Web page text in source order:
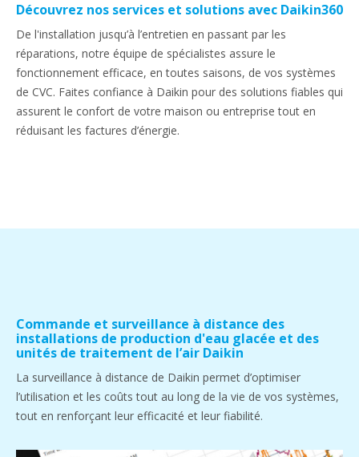
Découvrez nos services et solutions avec Daikin360
De l'installation jusqu’à l’entretien en passant par les
réparations, notre équipe de spécialistes assure le
fonctionnement efficace, en toutes saisons, de vos systèmes
de CVC. Faites confiance à Daikin pour des solutions fiables qui
assurent le confort de votre maison ou entreprise tout en
réduisant les factures d’énergie.
Commande et surveillance à distance des
installations de production d'eau glacée et des
unités de traitement de l’air Daikin
La surveillance à distance de Daikin permet d’optimiser
l’utilisation et les coûts tout au long de la vie de vos systèmes,
tout en renforçant leur efficacité et leur fiabilité.